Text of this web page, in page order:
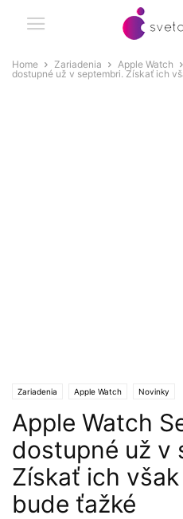
Home Zariadenia Apple Watch
dostupné už v septembri. Získať ich
Zariadenia Apple Watch Novinky
Apple Watch
dostupné už v
Získať ich
bude ťažké